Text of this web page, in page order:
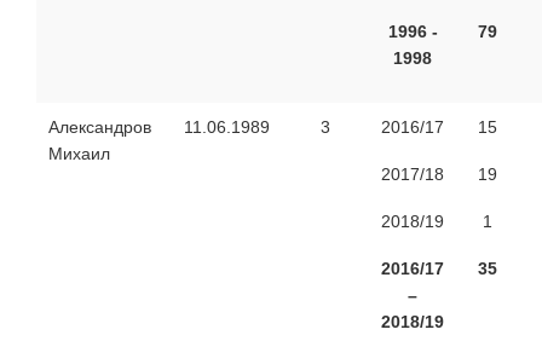
1996 -
1998
79
Александров
Михаил
11.06.1989 3 2016/17
2017/18
2018/19
2016/17
–
2018/19
15
19
1
35